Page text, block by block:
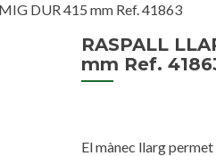
DUR 415 mm Ref. 41863
RASPALL
mm Ref.
El mànec llarg